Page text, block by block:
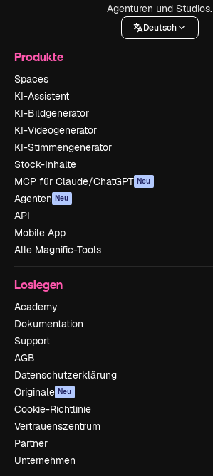
Agenturen und Studios.
Deutsch
Produkte
Spaces
KI-Assistent
KI-Bildgenerator
KI-Videogenerator
KI-Stimmengenerator
Stock-Inhalte
MCP für Claude/ChatGPT Neu
Agenten Neu
API
Mobile App
Alle Magnific-Tools
Loslegen
Academy
Dokumentation
Support
AGB
Datenschutzerklärung
Originale Neu
Cookie-Richtlinie
Vertrauenszentrum
Partner
Unternehmen